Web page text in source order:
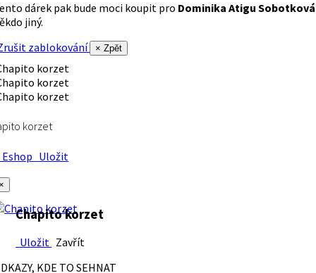
dárek pak bude moci koupit pro Dominika Atigu Sobotková
jiný.
zablokování
× Zpět
korzet
Uložit
Chapito korzet
Uložit Zavřít
KDE TO SEHNAT